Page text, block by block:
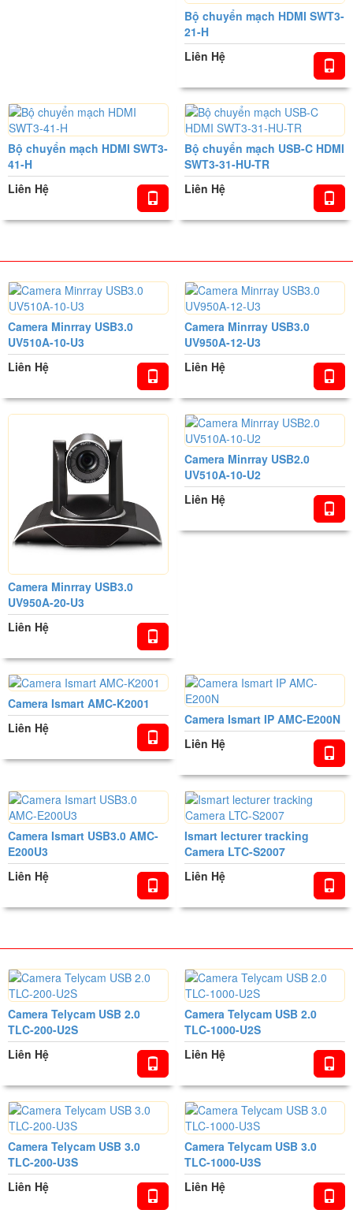
Bộ chuyển mạch HDMI SWT3-
21-H
Liên Hệ
Bộ chuyển mạch HDMI SWT3-
41-H
Liên Hệ
Bộ chuyển mạch USB-C HDMI
SWT3-31-HU-TR
Liên Hệ
Camera Minrray USB3.0
UV510A-10-U3
Liên Hệ
Camera Minrray USB3.0
UV950A-12-U3
Liên Hệ
Camera Minrray USB3.0
UV950A-20-U3
Liên Hệ
Camera Minrray USB2.0
UV510A-10-U2
Liên Hệ
Camera Ismart AMC-K2001
Liên Hệ
Camera Ismart IP AMC-E200N
Liên Hệ
Camera Ismart USB3.0 AMC-
E200U3
Liên Hệ
Ismart lecturer tracking
Camera LTC-S2007
Liên Hệ
Camera Telycam USB 2.0
TLC-200-U2S
Liên Hệ
Camera Telycam USB 2.0
TLC-1000-U2S
Liên Hệ
Camera Telycam USB 3.0
TLC-200-U3S
Liên Hệ
Camera Telycam USB 3.0
TLC-1000-U3S
Liên Hệ